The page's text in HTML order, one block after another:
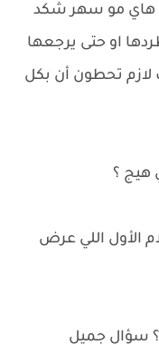
؟ هاي مو سهر شكد
او حتى يرجعها
لازم تحطون أن بكل
هيج ؟
اﻷول اللي عرض
سؤال جميل